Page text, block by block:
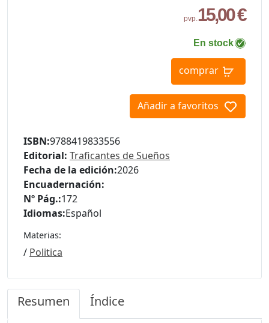
pvp.15,00 €
En stock
comprar
Añadir a favoritos
ISBN:9788419833556
Editorial: Traficantes de Sueños
Fecha de la edición:2026
Encuadernación:
Nº Pág.:172
Idiomas:Español
Materias:
/ Politica
Resumen Índice